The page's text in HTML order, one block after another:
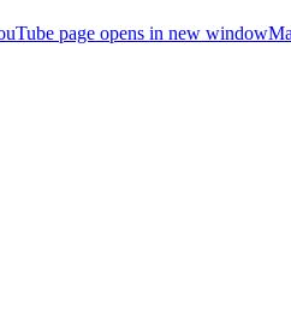
page opens in new window